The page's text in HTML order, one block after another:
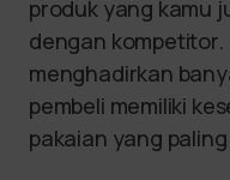
produk yang kamu
dengan kompetitor.
menghadirkan
pembeli memiliki
pakaian yang